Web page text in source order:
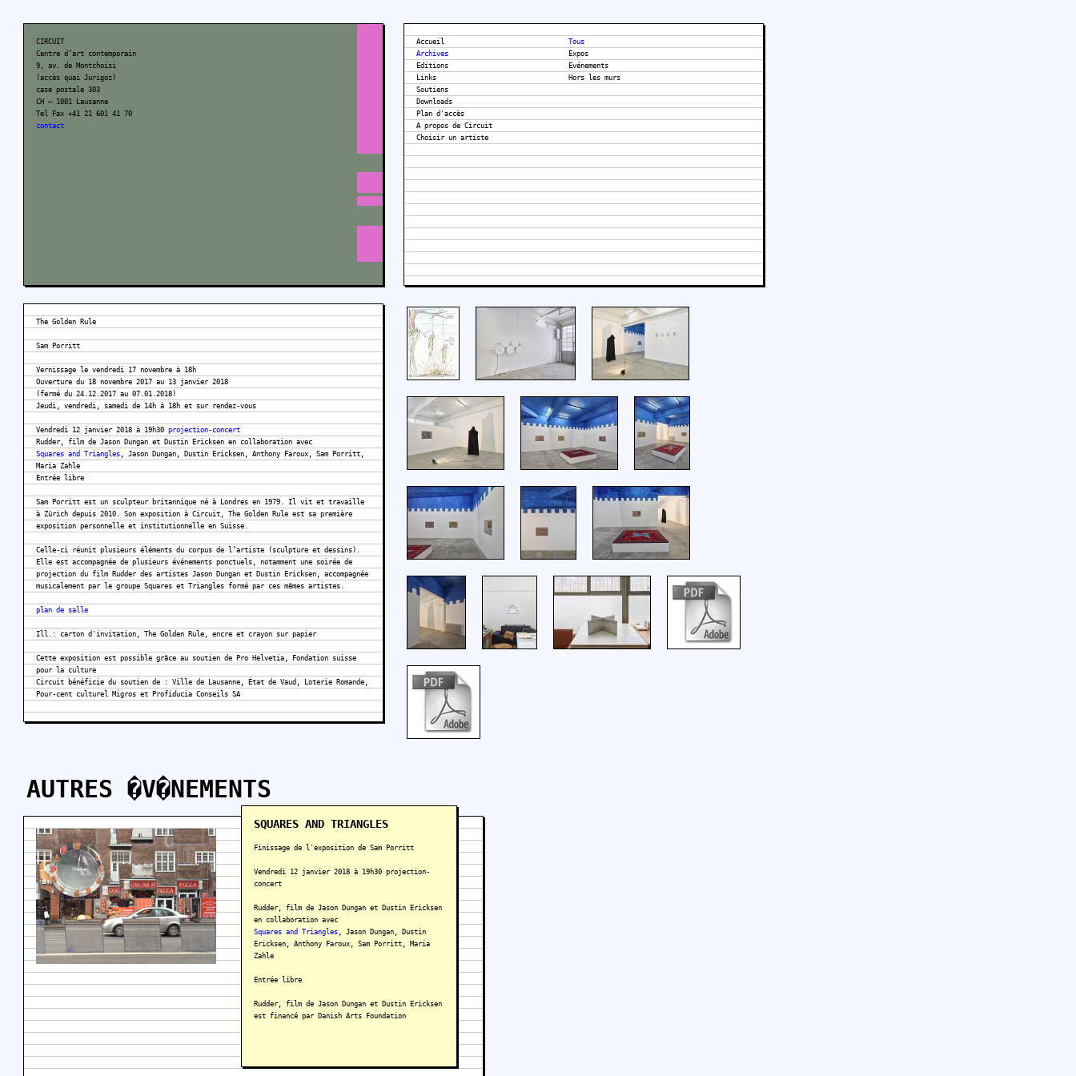
CIRCUIT
Centre d’art contemporain
9, av. de Montchoisi
(accès quai Jurigoz)
case postale 303
CH – 1001 Lausanne
Tel Fax +41 21 601 41 70
contact
Accueil
Archives
Editions
Links
Soutiens
Downloads
Plan d'accès
A propos de Circuit
Tous
Expos
Evénements
Hors les murs
The Golden Rule
Sam Porritt
Vernissage le vendredi 17 novembre à 18h
Ouverture du 18 novembre 2017 au 13 janvier 2018
(fermé du 24.12.2017 au 07.01.2018)
Jeudi, vendredi, samedi de 14h à 18h et sur rendez-vous
Vendredi 12 janvier 2018 à 19h30 projection-concert
Rudder, film de Jason Dungan et Dustin Ericksen en collaboration avec
Squares and Triangles , Jason Dungan, Dustin Ericksen, Anthony Faroux, Sam Porritt,
Maria Zahle
Entrée libre
Sam Porritt est un sculpteur britannique né à Londres en 1979. Il vit et travaille
à Zürich depuis 2010. Son exposition à Circuit, The Golden Rule est sa première
exposition personnelle et institutionnelle en Suisse.
Celle-ci réunit plusieurs éléments du corpus de l’artiste (sculpture et dessins).
Elle est accompagnée de plusieurs événements ponctuels, notamment une soirée de
projection du film Rudder des artistes Jason Dungan et Dustin Ericksen, accompagnée
musicalement par le groupe Squares et Triangles formé par ces mêmes artistes.
plan de salle
Ill.: carton d'invitation, The Golden Rule, encre et crayon sur papier
Cette exposition est possible grâce au soutien de Pro Helvetia, Fondation suisse
pour la culture
Circuit bénéficie du soutien de : Ville de Lausanne, État de Vaud, Loterie Romande,
Pour-cent culturel Migros et Profiducia Conseils SA
AUTRES �V�NEMENTS
SQUARES AND TRIANGLES
Finissage de l'exposition de Sam Porritt
Vendredi 12 janvier 2018 à 19h30 projection-
concert
Rudder, film de Jason Dungan et Dustin Ericksen
en collaboration avec
Squares and Triangles , Jason Dungan, Dustin
Ericksen, Anthony Faroux, Sam Porritt, Maria
Zahle
Entrée libre
Rudder, film de Jason Dungan et Dustin Ericksen
est financé par Danish Arts Foundation